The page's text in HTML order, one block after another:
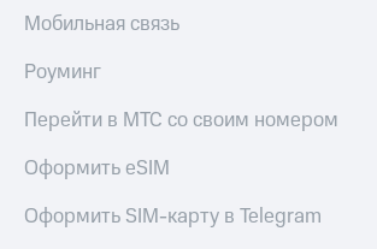
Мобильная связь
Роуминг
Перейти в МТС со своим номером
Оформить eSIM
Оформить SIM-карту в Telegram